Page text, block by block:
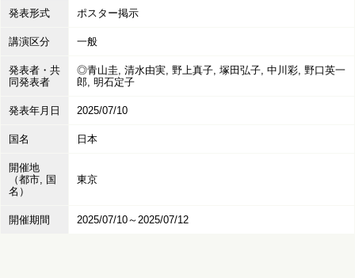
発表形式 ポスター掲示
講演区分 一般
発表者・共
同発表者
◎青山圭, 清水由実, 野上真子, 塚田弘子, 中川彩, 野口英一
郎, 明石定子
発表年月日 2025/07/10
国名 日本
開催地
（都市, 国
名）
東京
開催期間 2025/07/10～2025/07/12